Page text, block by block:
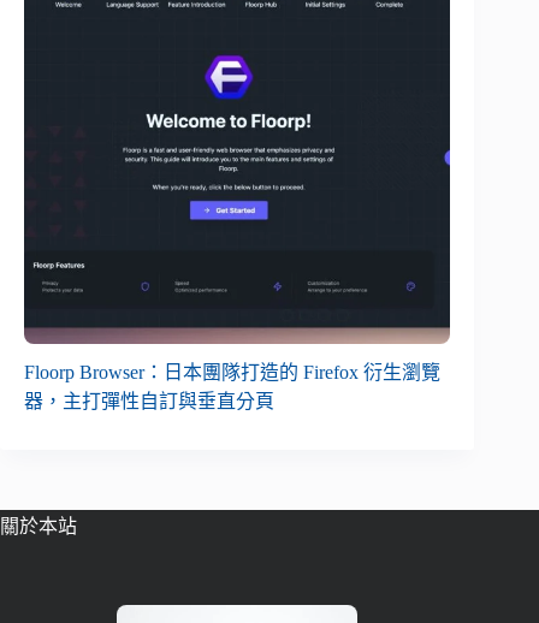
Floorp Browser：日本團隊打造的 Firefox 衍生瀏覽
器，主打彈性自訂與垂直分頁
關於本站